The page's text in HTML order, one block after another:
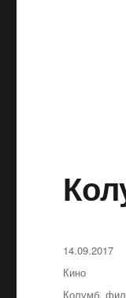
Опубликовано
14.09.2017
Рубрики
Кино
Метки
Колумб,